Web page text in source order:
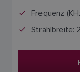
Frequenz
Strahlbreite: